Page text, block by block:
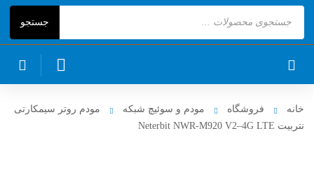
جستجو
خانه فروشگاه مودم و سوئیچ شبکه
مودم روتر سیمکارتی
نتربیت Neterbit NWR-M920 V2–4G LTE